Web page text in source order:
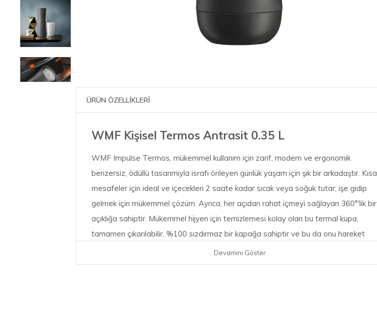
ÜRÜN ÖZELLİKLERİ
WMF Kişisel Termos Antrasit 0.35 L
WMF Impulse Termos, mükemmel kullanım için zarif, modern ve ergonomik
benzersiz, ödüllü tasarımıyla israfı önleyen günlük yaşam için şık bir arkadaştır. Kısa
mesafeler için ideal ve içecekleri 2 saate kadar sıcak veya soğuk tutar; işe gidip
gelmek için mükemmel çözüm. Ayrıca, her açıdan rahat içmeyi sağlayan 360°'lik bir
açıklığa sahiptir. Mükemmel hijyen için temizlemesi kolay olan bu termal kupa,
tamamen çıkarılabilir, %100 sızdırmaz bir kapağa sahiptir ve bu da onu hareket
halindeki yaşam için ideal hale getirir.Devamını Göster